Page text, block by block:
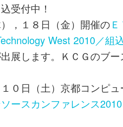
受付中！
，１８日（金）開催の
West 2010／組
展します。ＫＣＧのブ
０日（土）京都コンピ
ースカンファレンス